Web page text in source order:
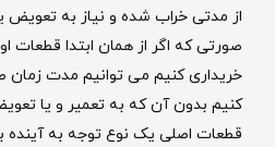
از مدتی خراب شده و نیاز به تعویض
صورتی که اگر از همان ابتدا قطعات
خریداری کنیم می توانیم مدت زمان
کنیم بدون آن که به تعمیر و یا
قطعات اصلی یک نوع توجه به